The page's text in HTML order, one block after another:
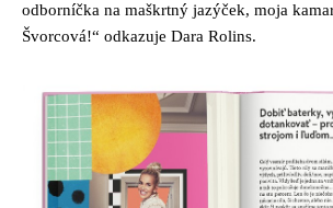
odborníčka na maškrtný jazýček, moja
Švorcová!“ odkazuje Dara Rolins.